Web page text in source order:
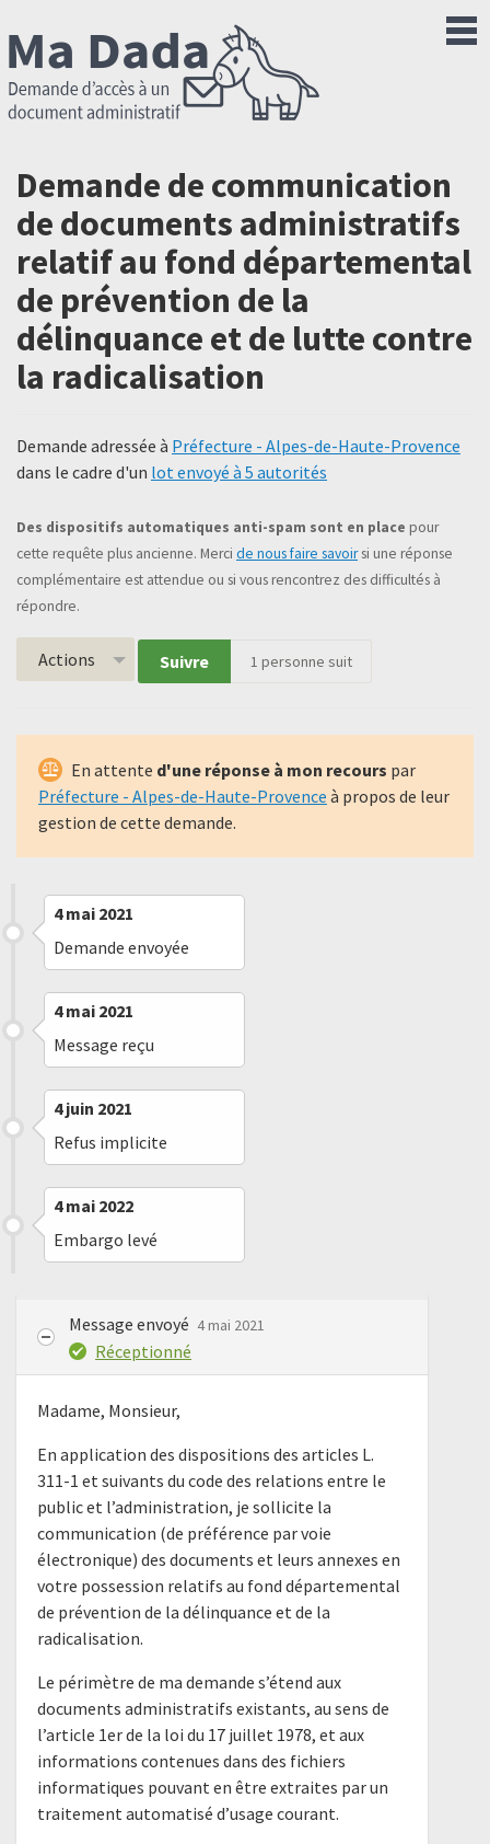
Demande de communication
de documents administratifs
relatif au fond départemental
de prévention de la
délinquance et de lutte contre
la radicalisation
Demande adressée à Préfecture - Alpes-de-Haute-Provence
dans le cadre d'un lot envoyé à 5 autorités
Des dispositifs automatiques anti-spam sont en place pour
cette requête plus ancienne. Merci de nous faire savoirsi une réponse
complémentaire est attendue ou si vous rencontrez des difficultés à
répondre.
Actions Suivre 1 personne suit
En attente d'une réponse à mon recours par
Préfecture - Alpes-de-Haute-Provence à propos de leur
gestion de cette demande.
4 mai 2021
Demande envoyée
4 mai 2021
Message reçu
4 juin 2021
Refus implicite
4 mai 2022
Embargo levé
Message envoyé 4 mai 2021
Réceptionné
Madame, Monsieur,
En application des dispositions des articles L.
311-1 et suivants du code des relations entre le
public et l’administration, je sollicite la
communication (de préférence par voie
électronique) des documents et leurs annexes en
votre possession relatifs au fond départemental
de prévention de la délinquance et de la
radicalisation.
Le périmètre de ma demande s’étend aux
documents administratifs existants, au sens de
l’article 1er de la loi du 17 juillet 1978, et aux
informations contenues dans des fichiers
informatiques pouvant en être extraites par un
traitement automatisé d’usage courant.